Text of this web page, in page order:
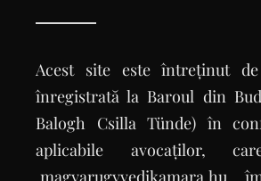
Acest site este întreținut
înregistrată la Baroul din
Balogh Csilla Tünde) în
aplicabile